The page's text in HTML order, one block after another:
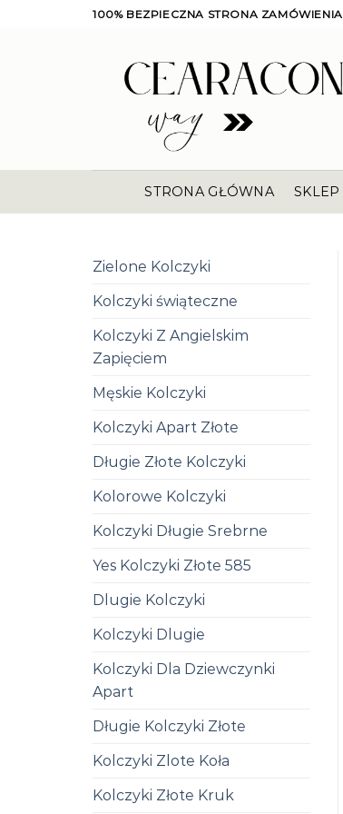
100% BEZPIECZNA STRONA ZAMÓWIENIA
STRONA GŁÓWNA SKLEP
Zielone Kolczyki
Kolczyki świąteczne
Kolczyki Z Angielskim
Zapięciem
Męskie Kolczyki
Kolczyki Apart Złote
Długie Złote Kolczyki
Kolorowe Kolczyki
Kolczyki Długie Srebrne
Yes Kolczyki Złote 585
Dlugie Kolczyki
Kolczyki Dlugie
Kolczyki Dla Dziewczynki
Apart
Długie Kolczyki Złote
Kolczyki Zlote Koła
Kolczyki Złote Kruk